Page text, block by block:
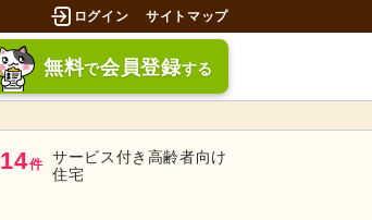
ログイン サイトマップ
無料で会員登録する
14件
サービス付き高齢者向け
住宅